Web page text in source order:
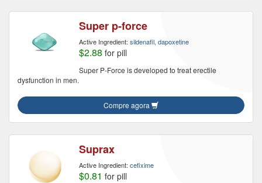
Super p-force
Active Ingredient: sildenafil, dapoxetine
$2.88 for pill
Super P-Force is developed to treat erectile
dysfunction in men.
Compre agora
Suprax
Active Ingredient: cefixime
$0.81 for pill